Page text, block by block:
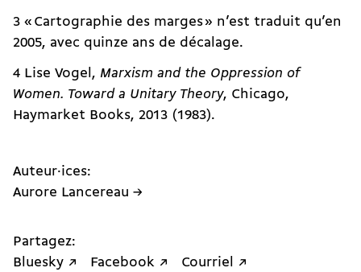
3 « Cartographie des marges » n’est traduit qu’en
2005, avec quinze ans de décalage.
4 Lise Vogel, Marxism and the Oppression of
Women. Toward a Unitary Theory, Chicago,
Haymarket Books, 2013 (1983).
Auteur·ices:
Aurore Lancereau →
Partagez:
Bluesky ↗
Facebook ↗ Courriel ↗